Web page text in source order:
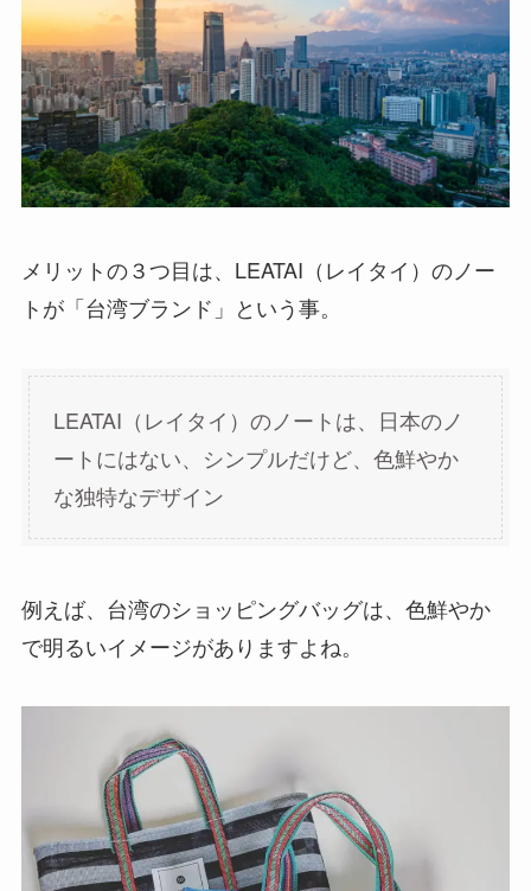
メリットの３つ目は、 LEATAI（レイタイ）のノー
トが「台湾ブランド」 という事。
LEATAI（レイタイ）のノートは、日本のノ
ートにはない、シンプルだけど、色鮮やか
な独特なデザイン
例えば、台湾のショッピングバッグは、色鮮やか
で明るいイメージがありますよね。